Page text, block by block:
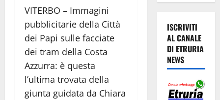
VITERBO – Immagini
pubblicitarie della Città
dei Papi sulle facciate
dei tram della Costa
Azzurra: è questa
l’ultima trovata della
giunta guidata da Chiara
ISCRIVITI
AL CANALE
DI ETRURIA
NEWS